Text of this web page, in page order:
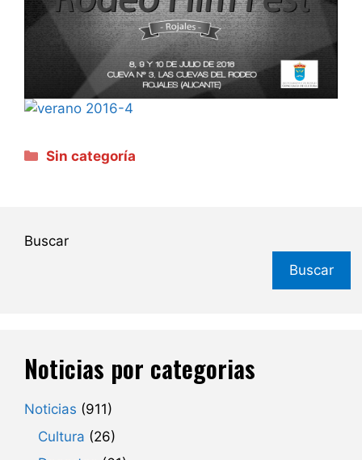
Categorías
Sin categoría
Buscar
Buscar
Noticias por categorias
Noticias (911)
Cultura (26)